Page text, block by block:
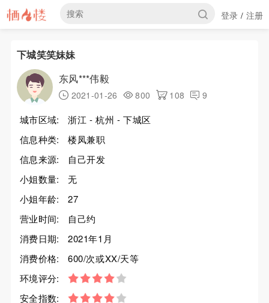
登录 / 注册
下城笑笑妹妹
东风***伟毅
2021-01-26 800 108 9
城市区域:
浙江 - 杭州 - 下城区
信息种类:
楼凤兼职
信息来源:
自己开发
小姐数量:
无
小姐年龄:
27
营业时间:
自己约
消费日期:
2021年1月
消费价格:
600/次或XX/天等
环境评分:
安全指数: